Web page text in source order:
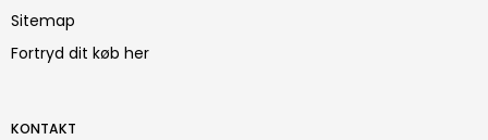
Sitemap
Fortryd dit køb her
KONTAKT